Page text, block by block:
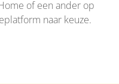
of een ander op
naar keuze.